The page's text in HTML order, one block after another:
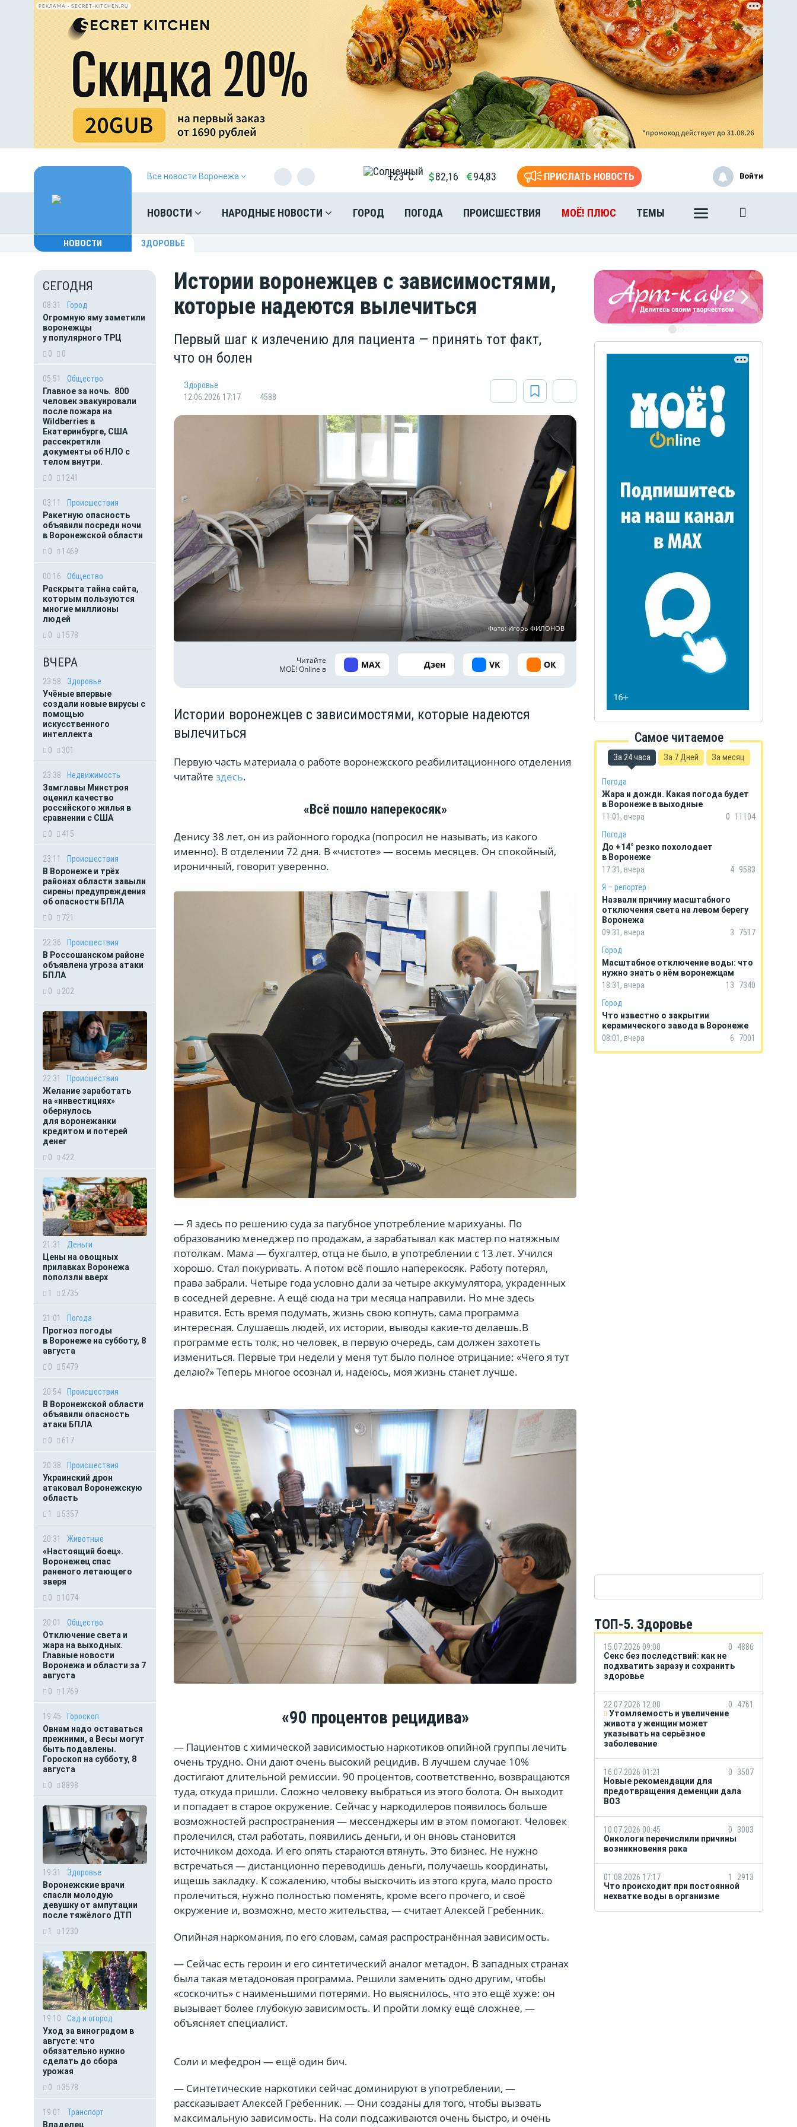
РЕКЛАМА • SECRET-KITCHEN.RU
Все новости Воронежа +23°C 82,16 94,83 ПРИСЛАТЬ НОВОСТЬ
НОВОСТИ НАРОДНЫЕ НОВОСТИ ГОРОД ПОГОДА ПРОИСШЕСТВИЯ МОЁ! ПЛЮС ТЕМЫ
Войти
НОВОСТИ ЗДОРОВЬЕ
СЕГОДНЯ
08:31
Город
Огромную яму заметили
воронежцы
у популярного ТРЦ
0
0
05:51
Общество
Главное за ночь. 800
человек эвакуировали
после пожара на
Wildberries в
Екатеринбурге, США
рассекретили
документы об НЛО с
телом внутри.
0
1241
03:11
Происшествия
Ракетную опасность
объявили посреди ночи
в Воронежской области
0
1469
00:16
Общество
Раскрыта тайна сайта,
которым пользуются
многие миллионы
людей
0
1578
ВЧЕРА
23:58
Здоровье
Учёные впервые
создали новые вирусы с
помощью
искусственного
интеллекта
0
301
23:38
Недвижимость
Замглавы Минстроя
оценил качество
российского жилья в
сравнении с США
0
415
23:11
Происшествия
В Воронеже и трёх
районах области завыли
сирены предупреждения
об опасности БПЛА
0
721
22:36
Происшествия
В Россошанском районе
объявлена угроза атаки
БПЛА
0
202
22:31
Происшествия
Желание заработать
на «инвестициях»
обернулось
для воронежанки
кредитом и потерей
денег
0
422
21:31
Деньги
Цены на овощных
прилавках Воронежа
поползли вверх
1
2735
21:01
Погода
Прогноз погоды
в Воронеже на субботу, 8
августа
0
5479
20:54
Происшествия
В Воронежской области
объявили опасность
атаки БПЛА
0
617
20:38
Происшествия
Украинский дрон
атаковал Воронежскую
область
1
5357
20:31
Животные
«Настоящий боец».
Воронежец спас
раненого летающего
зверя
0
1074
20:01
Общество
Отключение света и
жара на выходных.
Главные новости
Воронежа и области за 7
августа
0
1769
19:45
Гороскоп
Овнам надо оставаться
прежними, а Весы могут
быть подавлены.
Гороскоп на субботу, 8
августа
0
8898
19:31
Здоровье
Воронежские врачи
спасли молодую
девушку от ампутации
после тяжёлого ДТП
1
1230
19:10
Сад и огород
Уход за виноградом в
августе: что
обязательно нужно
сделать до сбора
урожая
0
3578
19:01
Транспорт
Владелец
Истории воронежцев с зависимостями,
которые надеются вылечиться
Первый шаг к излечению для пациента — принять тот факт,
что он болен
Здоровье
12.06.2026 17:17
4588
Фото: Игорь ФИЛОНОВ
Читайте
МОЁ! Online в
MAX Дзен VK ОК
Истории воронежцев с зависимостями, которые надеются
вылечиться
Первую часть материала о работе воронежского реабилитационного отделения
читайте здесь.
«Всё пошло наперекосяк»
Денису 38 лет, он из районного городка (попросил не называть, из какого
именно). В отделении 72 дня. В «чистоте» — восемь месяцев. Он спокойный,
ироничный, говорит уверенно.
— Я здесь по решению суда за пагубное употребление марихуаны. По
образованию менеджер по продажам, а зарабатывал как мастер по натяжным
потолкам. Мама — бухгалтер, отца не было, в употреблении с 13 лет. Учился
хорошо. Стал покуривать. А потом всё пошло наперекосяк. Работу потерял,
права забрали. Четыре года условно дали за четыре аккумулятора, украденных
в соседней деревне. А ещё сюда на три месяца направили. Но мне здесь
нравится. Есть время подумать, жизнь свою копнуть, сама программа
интересная. Слушаешь людей, их истории, выводы какие-то делаешь.В
программе есть толк, но человек, в первую очередь, сам должен захотеть
измениться. Первые три недели у меня тут было полное отрицание: «Чего я тут
делаю?» Теперь многое осознал и, надеюсь, моя жизнь станет лучше.
«90 процентов рецидива»
— Пациентов с химической зависимостью наркотиков опийной группы лечить
очень трудно. Они дают очень высокий рецидив. В лучшем случае 10%
достигают длительной ремиссии. 90 процентов, соответственно, возвращаются
туда, откуда пришли. Сложно человеку выбраться из этого болота. Он выходит
и попадает в старое окружение. Сейчас у наркодилеров появилось больше
возможностей распространения — мессенджеры им в этом помогают. Человек
пролечился, стал работать, появились деньги, и он вновь становится
источником дохода. И его опять стараются втянуть. Это бизнес. Не нужно
встречаться — дистанционно переводишь деньги, получаешь координаты,
ищешь закладку. К сожалению, чтобы выскочить из этого круга, мало просто
пролечиться, нужно полностью поменять, кроме всего прочего, и своё
окружение и, возможно, место жительства, — считает Алексей Гребенник.
Опийная наркомания, по его словам, самая распространённая зависимость.
— Сейчас есть героин и его синтетический аналог метадон. В западных странах
была такая метадоновая программа. Решили заменить одно другим, чтобы
«соскочить» с наименьшими потерями. Но выяснилось, что это ещё хуже: он
вызывает более глубокую зависимость. И пройти ломку ещё сложнее, —
объясняет специалист.
Соли и мефедрон — ещё один бич.
— Синтетические наркотики сейчас доминируют в употреблении, —
рассказывает Алексей Гребенник. — Они созданы для того, чтобы вызвать
максимальную зависимость. На соли подсаживаются очень быстро, и очень
ЭТО БЫЛО В АФГАНЕ
воинов-интернационалистов
ЭТО БЫЛО В
Книга памяти воронежских
Самое читаемое
За 24 часа За 7 Дней За месяц
Погода
Жара и дожди. Какая погода будет
в Воронеже в выходные
11:01, вчера
0
11104
Погода
До +14° резко похолодает
в Воронеже
17:31, вчера
4 9583
Я – репортёр
Назвали причину масштабного
отключения света на левом берегу
Воронежа
09:31, вчера
3
7517
Город
Масштабное отключение воды: что
нужно знать о нём воронежцам
18:31, вчера
13
7340
Город
Что известно о закрытии
керамического завода в Воронеже
08:01, вчера
6 7001
ТОП-5. Здоровье
15.07.2026 09:00 0
4886
Секс без последствий: как не
подхватить заразу и сохранить
здоровье
22.07.2026 12:00 0
4761
Утомляемость и увеличение
живота у женщин может
указывать на серьёзное
заболевание
16.07.2026 01:21 0
3507
Новые рекомендации для
предотвращения деменции дала
ВОЗ
10.07.2026 00:45 0
3003
Онкологи перечислили причины
возникновения рака
01.08.2026 17:17 1
2913
Что происходит при постоянной
нехватке воды в организме